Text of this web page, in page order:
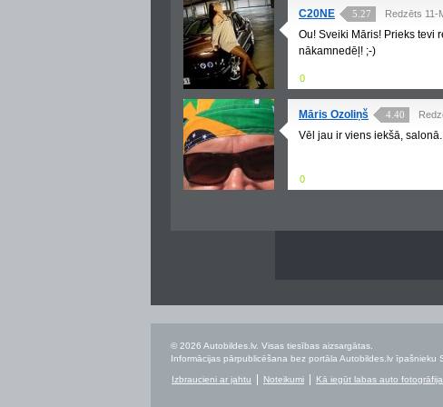
C20NE 5.27 Redzēts 11-
Ou! Sveiki Māris! Prieks tevi
nākamnedēļ! ;-)
0
Māris Ozoliņš 4.40
Vēl jau ir viens iekšā,
0
© 2026 Autobildes.lv. Visas tiesības aizsargātas.
Informācijas pārpublicēšana bez portāla Autobildes.lv īpašnieku
Izbraucieni ar jahtu Noteikumi Kā iegūt labas auto